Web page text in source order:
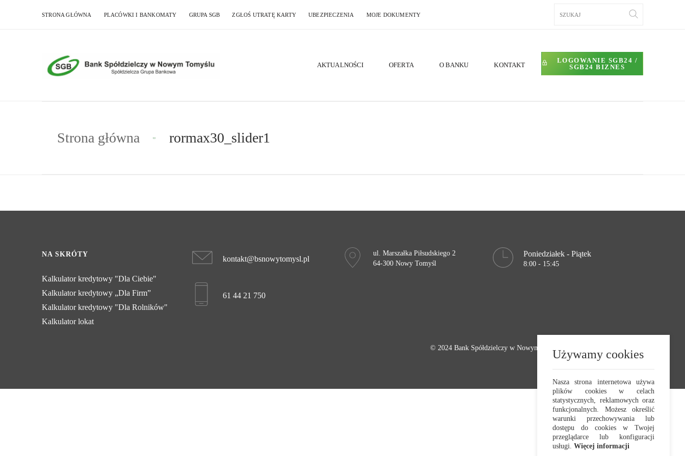
Używamy cookies
Nasza strona internetowa używa
plików cookies w celach
statystycznych, reklamowych oraz
funkcjonalnych. Możesz określić
warunki przechowywania lub
dostępu do cookies w Twojej
przeglądarce lub konfiguracji
usługi. Więcej informacji
STRONA GŁÓWNA PLACÓWKI I BANKOMATY GRUPA SGB ZGŁOŚ UTRATĘ KARTY UBEZPIECZENIA MOJE DOKUMENTY
AKTUALNOŚCI OFERTA O BANKU KONTAKT
LOGOWANIE SGB24 /
SGB24 BIZNES
Strona główna rormax30_slider1
NA SKRÓTY
Kalkulator kredytowy "Dla Ciebie"
Kalkulator kredytowy „Dla Firm”
Kalkulator kredytowy "Dla Rolników"
Kalkulator lokat
kontakt@bsnowytomysl.pl
61 44 21 750
ul. Marszałka Piłsudskiego 2
64-300 Nowy Tomyśl
Poniedziałek - Piątek
8:00 - 15:45
© 2024 Bank Spółdzielczy w Nowym Tomyślu Crafton 2023